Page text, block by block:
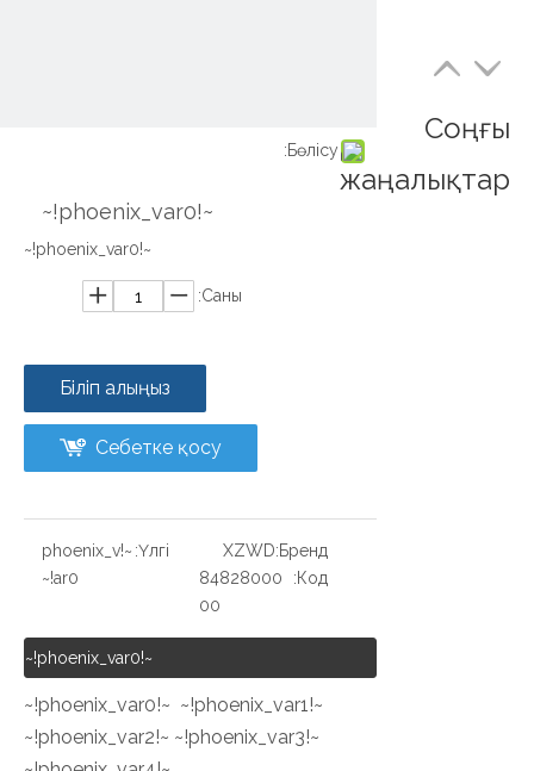
Бөлісу:
~!phoenix_var0!~
~!phoenix_var0!~
Саны:
Біліп алыңыз
Себетке қосу
Үлгі:
~!phoenix_v
ar0!~
Бренд:
XZWD
Код:
84828000
00
~!phoenix_var0!~
~!phoenix_var0!~ ~!phoenix_var1!~
~!phoenix_var2!~
~!phoenix_var3!~
Соңғы
жаңалықтар